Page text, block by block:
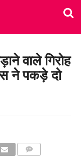
वाले गिरोह
ने पकड़े दो